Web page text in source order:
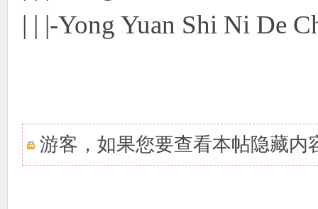
| | |-Yong Yuan Shi Ni De
游客，如果您要查看本帖隐藏内